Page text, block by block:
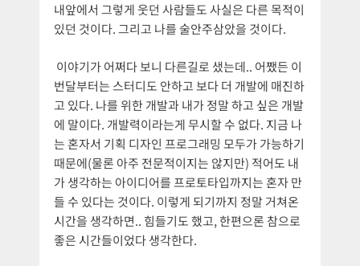
내앞에서 그렇게 웃던 사람들도 사실은 다른 목적이
있던 것이다. 그리고 나를 술안주삼았을 것이다.
이야기가 어쩌다 보니 다른길로 샜는데.. 어쨌든 이
번달부터는 스터디도 안하고 보다 더 개발에 매진하
고 있다. 나를 위한 개발과 내가 정말 하고 싶은 개발
에 말이다. 개발력이라는게 무시할 수 없다. 지금 나
는 혼자서 기획 디자인 프로그래밍 모두가 가능하기
때문에(물론 아주 전문적이지는 않지만) 적어도 내
가 생각하는 아이디어를 프로토타입까지는 혼자 만
들 수 있다는 것이다. 이렇게 되기까지 정말 거쳐온
시간을 생각하면.. 힘들기도 했고, 한편으론 참으로
좋은 시간들이었다 생각한다.